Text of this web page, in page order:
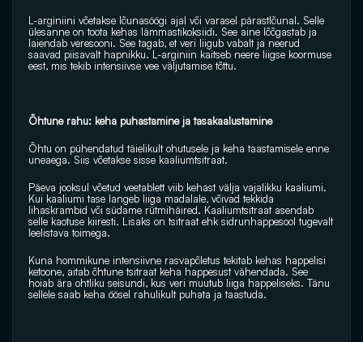
L-arginiini võetakse lõunasöögi ajal või varasel pärastlõunal. Selle
ülesanne on toota kehas lämmastikoksiidi. See aine lõõgastab ja
laiendab veresooni. See tagab, et veri liigub vabalt ja neerud
saavad piisavalt hapnikku. L-arginiin kaitseb neere liigse koormuse
eest, mis tekib intensiivse vee väljutamise tõttu.
Õhtune rahu: keha puhastamine ja tasakaalustamine
Õhtu on pühendatud täielikult ohutusele ja keha taastamisele enne
uneaega. Siis võetakse sisse kaaliumtsitraat.
Päeva jooksul võetud veetablett viib kehast välja vajalikku kaaliumi.
Kui kaaliumi tase langeb liiga madalale, võivad tekkida
lihaskrambid või südame rütmihäired. Kaaliumtsitraat asendab
selle kaotuse kiiresti. Lisaks on tsitraat ehk sidrunhappesool tugevalt
leelistava toimega.
Kuna hommikune intensiivne rasvapõletus tekitab kehas happelisi
ketoone, aitab õhtune tsitraat keha happesust vähendada. See
hoiab ära ohtliku seisundi, kus veri muutub liiga happeliseks. Tänu
sellele saab keha öösel rahulikult puhata ja taastuda.